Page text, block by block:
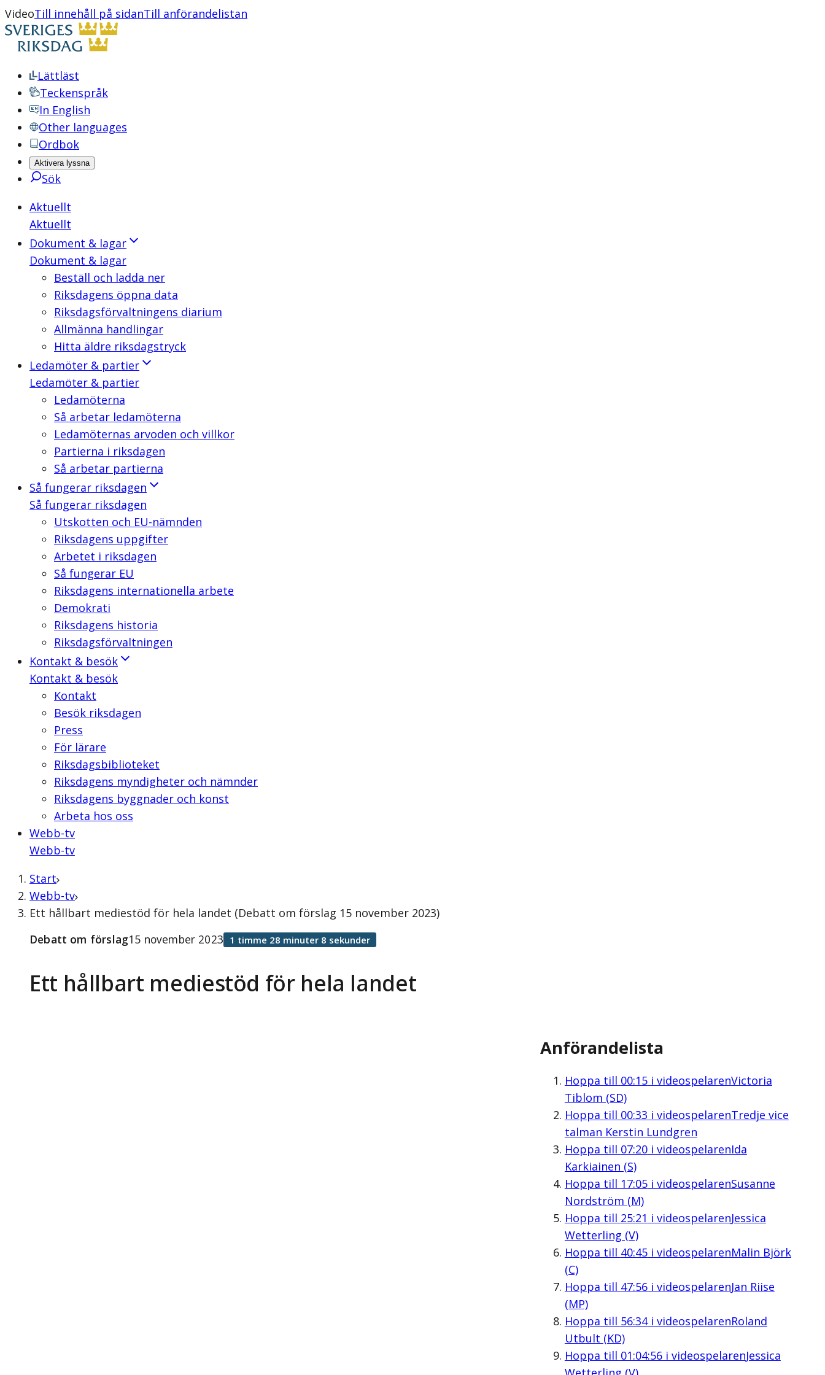
VideoTill innehåll på sidanTill anförandelistan
Lättläst
Teckenspråk
In English
Other languages
Ordbok
Aktivera lyssna
Sök
Aktuellt
Aktuellt
Dokument & lagar
Dokument & lagar
Beställ och ladda ner
Riksdagens öppna data
Riksdagsförvaltningens diarium
Allmänna handlingar
Hitta äldre riksdagstryck
Ledamöter & partier
Ledamöter & partier
Ledamöterna
Så arbetar ledamöterna
Ledamöternas arvoden och villkor
Partierna i riksdagen
Så arbetar partierna
Så fungerar riksdagen
Så fungerar riksdagen
Utskotten och EU-nämnden
Riksdagens uppgifter
Arbetet i riksdagen
Så fungerar EU
Riksdagens internationella arbete
Demokrati
Riksdagens historia
Riksdagsförvaltningen
Kontakt & besök
Kontakt & besök
Kontakt
Besök riksdagen
Press
För lärare
Riksdagsbiblioteket
Riksdagens myndigheter och nämnder
Riksdagens byggnader och konst
Arbeta hos oss
Webb-tv
Webb-tv
Start
Webb-tv
Ett hållbart mediestöd för hela landet (Debatt om förslag 15 november 2023)
Ett hållbart mediestöd för hela landet
Debatt om förslag15 november 2023 1 timme 28 minuter 8 sekunder
Anförandelista
Hoppa till 00:15i videospelarenVictoria
Tiblom (SD)
Hoppa till 00:33 i videospelarenTredje vice
talman Kerstin Lundgren
Hoppa till 07:20i videospelarenIda
Karkiainen (S)
Hoppa till 17:05i videospelarenSusanne
Nordström (M)
Hoppa till 25:21 i videospelarenJessica
Wetterling (V)
Hoppa till 40:45i videospelarenMalin Björk
(C)
Hoppa till 47:56i videospelarenJan Riise
(MP)
Hoppa till 56:34i videospelarenRoland
Utbult (KD)
Hoppa till 01:04:56i videospelarenJessica